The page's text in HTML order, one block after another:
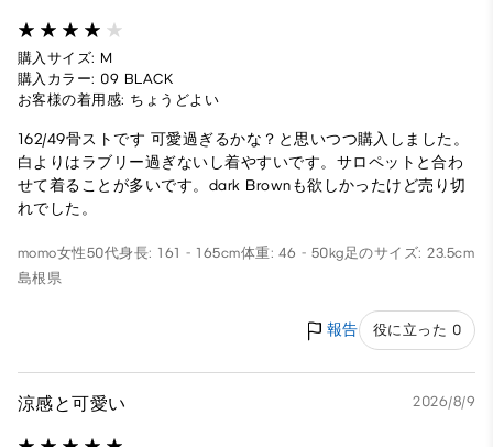
購入サイズ: M
購入カラー: 09 BLACK
お客様の着用感: ちょうどよい
162/49骨ストです 可愛過ぎるかな？と思いつつ購入しました。
白よりはラブリー過ぎないし着やすいです。サロペットと合わ
せて着ることが多いです。dark Brownも欲しかったけど売り切
れでした。
momo女性50代身長: 161 - 165cm体重: 46 - 50kg 足のサイズ: 23.5cm
島根県
報告 役に立った 0
涼感と可愛い 2026/8/9